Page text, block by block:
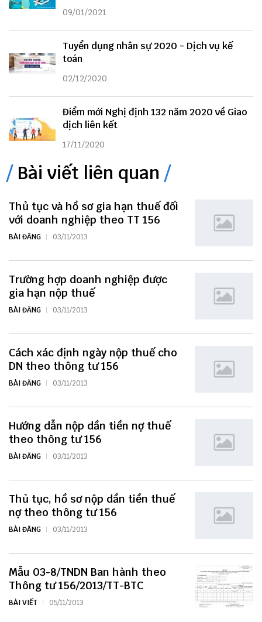
09/01/2021
Tuyển dụng nhân sự 2020 - Dịch vụ kế
toán
02/12/2020
Điểm mới Nghị định 132 năm 2020 về Giao
dịch liên kết
17/11/2020
Bài viết liên quan
Thủ tục và hồ sơ gia hạn thuế đối
với doanh nghiệp theo TT 156
BÀI ĐĂNG 03/11/2013
Trường hợp doanh nghiệp được
gia hạn nộp thuế
BÀI ĐĂNG 03/11/2013
Cách xác định ngày nộp thuế cho
DN theo thông tư 156
BÀI ĐĂNG 03/11/2013
Hướng dẫn nộp dần tiền nợ thuế
theo thông tư 156
BÀI ĐĂNG 03/11/2013
Thủ tục, hồ sơ nộp dần tiền thuế
nợ theo thông tư 156
BÀI ĐĂNG 03/11/2013
Mẫu 03-8/TNDN Ban hành theo
Thông tư 156/2013/TT-BTC
BÀI VIẾT 05/11/2013